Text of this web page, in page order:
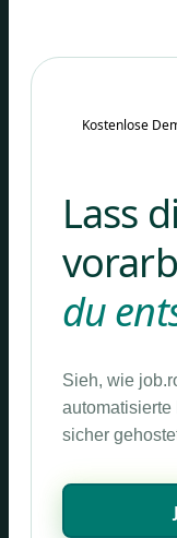
Kostenlose
Lass
du
Sieh, wie
sicher